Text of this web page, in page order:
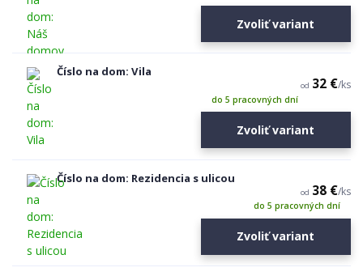
Zvoliť variant
Číslo na dom: Vila
od 32 €/ks
do 5 pracovných dní
Zvoliť variant
Číslo na dom: Rezidencia s ulicou
od 38 €/ks
do 5 pracovných dní
Zvoliť variant